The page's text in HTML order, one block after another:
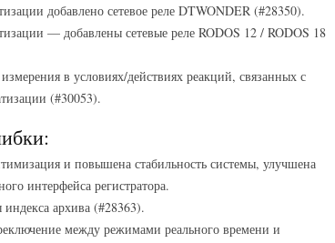
добавлено сетевое реле DTWONDER (#28350).
— добавлены сетевые реле RODOS 12 / RODOS 18
в условиях/действиях реакций, связанных с
(#30053).
и повышена стабильность системы, улучшена
интерфейса регистратора.
архива (#28363).
между режимами реального времени и